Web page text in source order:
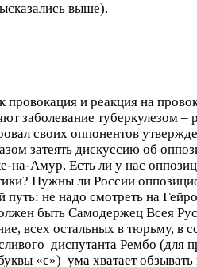
выше).
провокация и реакция на
заболевание туберкулезом
своих оппонентов
затеять дискуссию об
на-Амур. Есть ли у нас
Нужны ли России
путь: не надо смотреть на
быть Самодержец Всея
всех остальных в тюрьму, в
диспутанта Рембо (для
«с») ума хватает